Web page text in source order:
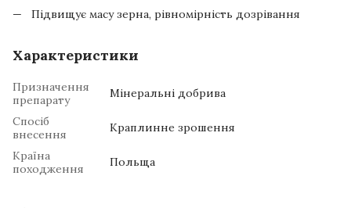
Підвищує масу зерна, рівномірність дозрівання
Характеристики
Призначення
препарату
Мінеральні добрива
Спосіб
внесення
Краплинне зрошення
Країна
походження
Польща